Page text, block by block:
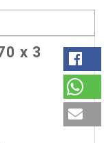
x 3